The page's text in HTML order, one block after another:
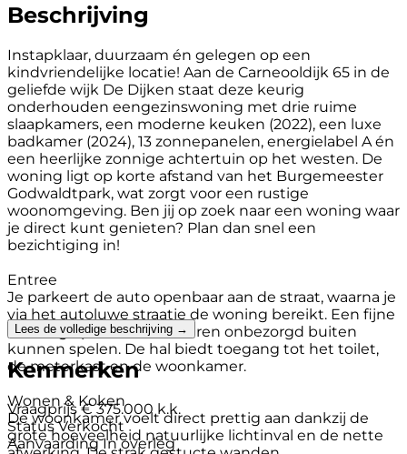
Beschrijving
Instapklaar, duurzaam én gelegen op een
kindvriendelijke locatie! Aan de Carneooldijk 65 in de
geliefde wijk De Dijken staat deze keurig
onderhouden eengezinswoning met drie ruime
slaapkamers, een moderne keuken (2022), een luxe
badkamer (2024), 13 zonnepanelen, energielabel A én
een heerlijke zonnige achtertuin op het westen. De
woning ligt op korte afstand van het Burgemeester
Godwaldtpark, wat zorgt voor een rustige
woonomgeving. Ben jij op zoek naar een woning waar
je direct kunt genieten? Plan dan snel een
bezichtiging in!
Entree
Je parkeert de auto openbaar aan de straat, waarna je
via het autoluwe straatje de woning bereikt. Een fijne
en veilige plek waar kinderen onbezorgd buiten
kunnen spelen. De hal biedt toegang tot het toilet,
de meterkast en de woonkamer.
Wonen & Koken
De woonkamer voelt direct prettig aan dankzij de
grote hoeveelheid natuurlijke lichtinval en de nette
Lees de volledige beschrijving →
Kenmerken
Vraagprijs € 375.000 k.k.
Status Verkocht
Aanvaarding In overleg